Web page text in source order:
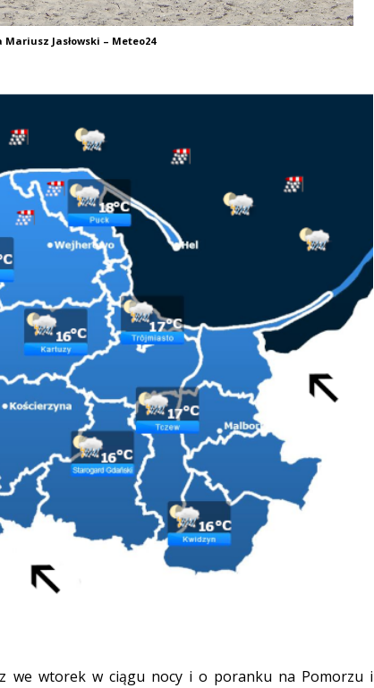
Jasłowski – Meteo24
we wtorek w ciągu nocy i o poranku na Pomorzu i